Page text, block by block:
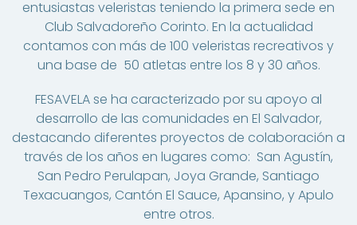
entusiastas veleristas teniendo la primera sede en
Club Salvadoreño Corinto. En la actualidad
contamos con más de 100 veleristas recreativos y
una base de 50 atletas entre los 8 y 30 años.
FESAVELA se ha caracterizado por su apoyo al
desarrollo de las comunidades en El Salvador,
destacando diferentes proyectos de colaboración a
través de los años en lugares como: San Agustín,
San Pedro Perulapan, Joya Grande, Santiago
Texacuangos, Cantón El Sauce, Apansino, y Apulo
entre otros.